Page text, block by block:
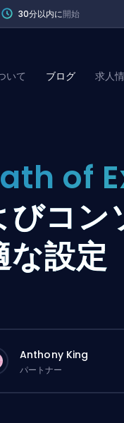
30分以内に開始
いて ブログ 求人
of
びコン
な設定
Anthony King
パートナー